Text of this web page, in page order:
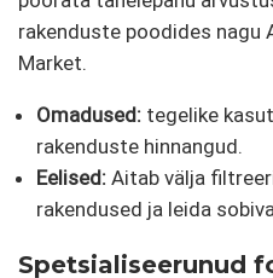
rakenduste poodides nagu
Market.
Omadused: tegelike
rakenduste hinnangud.
Eelised: Aitab välja
rakendused ja leida
Spetsialiseerunud